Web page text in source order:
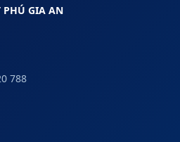
PHÚ GIA AN
788